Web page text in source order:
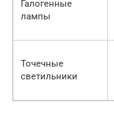
Галогенные
лампы
Точечные
светильники